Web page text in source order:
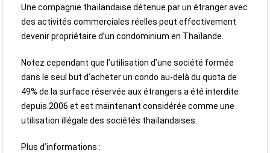
Une compagnie thaïlandaise détenue par un étranger avec
des activités commerciales réelles peut effectivement
devenir propriétaire d’un condominium en Thaïlande.
Notez cependant que l’utilisation d’une société formée
dans le seul but d’acheter un condo au-delà du quota de
49% de la surface réservée aux étrangers a été interdite
depuis 2006 et est maintenant considérée comme une
utilisation illégale des sociétés thaïlandaises.
Plus d’informations :